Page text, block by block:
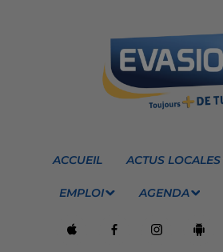
ACCUEIL ACTUS LOCALES
EMPLOI AGENDA